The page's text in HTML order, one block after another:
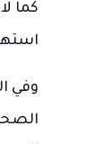
كما
وفي